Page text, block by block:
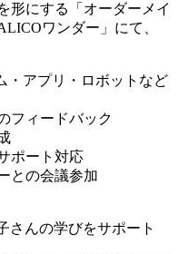
形にする「オーダーメイ
ワンダー」にて、
・アプリ・ロボットなど
フィードバック
ポート対応
との会議参加
さんの学びをサポート